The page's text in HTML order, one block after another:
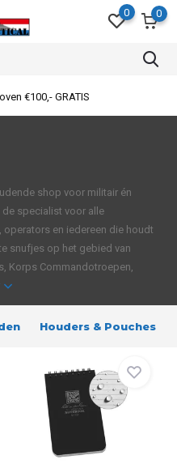
0 0
€100,- GRATIS
shop voor militair én
de specialist voor alle
en iedereen die houdt
snufjes op het gebied van
Korps Commandotroepen,
Houders & Pouches